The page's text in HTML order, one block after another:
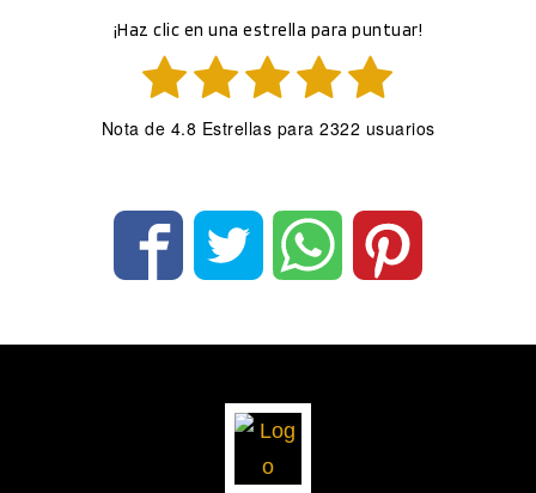
¡Haz clic en una estrella para puntuar!
Nota de 4.8 Estrellas para 2322 usuarios